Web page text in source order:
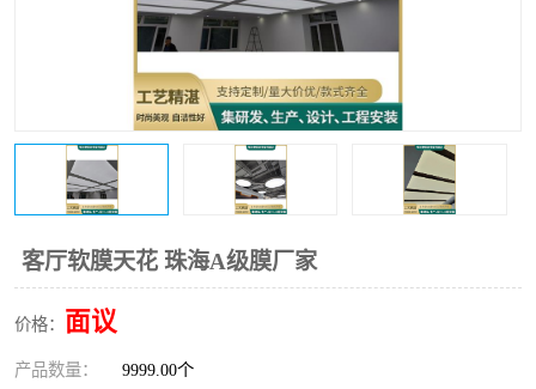
客厅软膜天花 珠海A级膜厂家
价格： 面议
产品数量： 9999.00个